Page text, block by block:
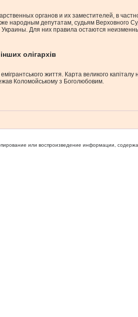
органов и их заместителей, в
депутатам, судьям Верховного
Для них правила остаются
олігархів
життя. Карта великого
Коломойському з Боголюбовим.
или воспроизведение информации,